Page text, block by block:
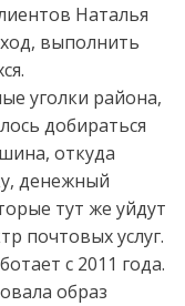
Наталья
выполнить
уголки района,
добираться
откуда
денежный
тут же уйдут
почтовых услуг.
с 2011 года.
образ